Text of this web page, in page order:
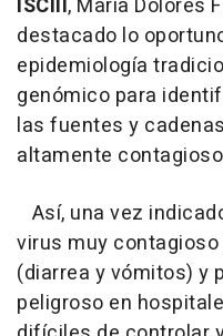
ISCIII, María Dolores
destacado lo
epidemiología
genómico para
las fuentes y
altamente
Así, una vez
virus muy
(diarrea y vómitos) y
peligroso en